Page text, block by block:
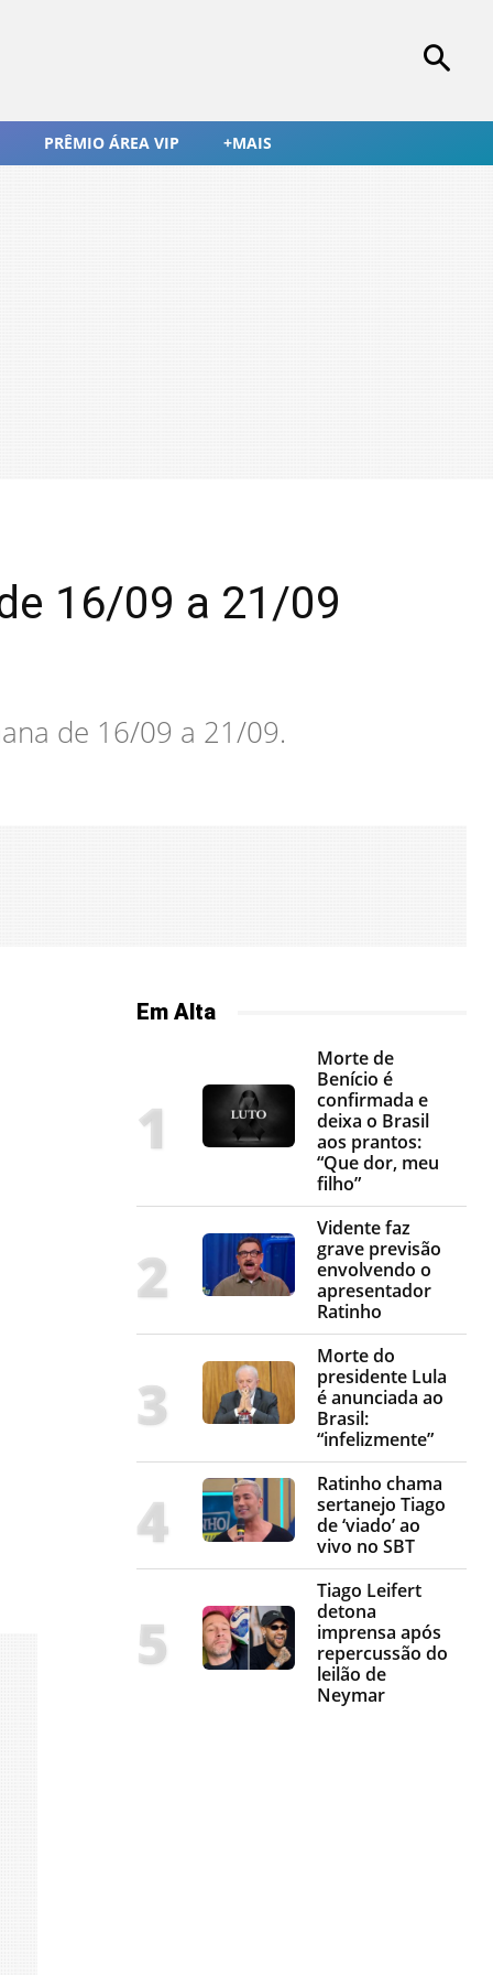
PRÊMIO ÁREA VIP +MAIS
16/09 a 21/09
de 16/09 a 21/09.
Em Alta
Morte de
Benício é
confirmada e
deixa o Brasil
aos prantos:
“Que dor, meu
filho”
Vidente faz
grave previsão
envolvendo o
apresentador
Ratinho
Morte do
presidente Lula
é anunciada ao
Brasil:
“infelizmente”
Ratinho chama
sertanejo Tiago
de ‘viado’ ao
vivo no SBT
Tiago Leifert
detona
imprensa após
repercussão do
leilão de
Neymar